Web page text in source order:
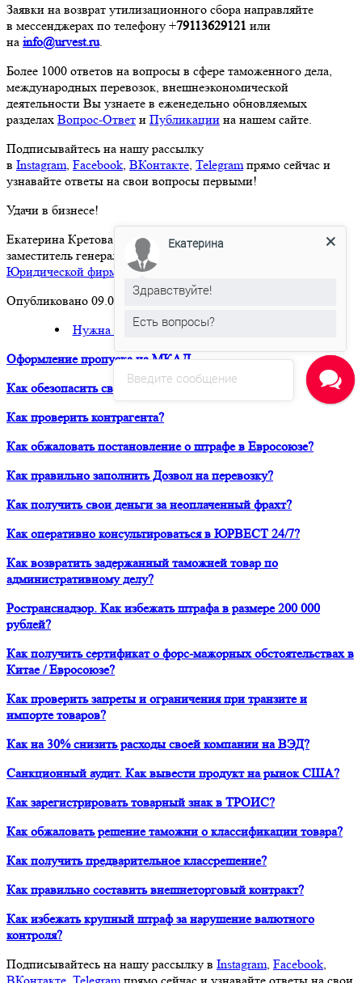
Заявки на возврат утилизационного сбора направляйте
в мессенджерах по телефону +79113629121 или
на info@urvest.ru.
Более 1000 ответов на вопросы в сфере таможенного дела,
международных перевозок, внешнеэкономической
деятельности Вы узнаете в еженедельно обновляемых
разделах Вопрос-Ответ и Публикации на нашем сайте.
Подписывайтесь на нашу рассылку
в Instagram, Facebook, ВКонтакте, Telegramпрямо сейчас и
узнавайте ответы на свои вопросы первыми!
Удачи в бизнесе!
Екатерина Кретова
заместитель генерального директора
Юридической фирмы «ЮРВЕСТ»
Опубликовано 09.06.2026
Нужна помощь? Задайте вопрос эксперту!
Оформление пропуска на МКАД
Как обезопасить свой бизнес при работе с Китаем?
Как проверить контрагента?
Как обжаловать постановление о штрафе в Евросоюзе?
Как правильно заполнить Дозвол на перевозку?
Как получить свои деньги за неоплаченный фрахт?
Как оперативно консультироваться в ЮРВЕСТ 24/7?
Как возвратить задержанный таможней товар по
административному делу?
Ространснадзор. Как избежать штрафа в размере 200 000
рублей?
Как получить сертификат о форс-мажорных обстоятельствах в
Китае / Евросоюзе?
Как проверить запреты и ограничения при транзите и
импорте товаров?
Как на 30% снизить расходы своей компании на ВЭД?
Санкционный аудит. Как вывести продукт на рынок США?
Как зарегистрировать товарный знак в ТРОИС?
Как обжаловать решение таможни о классификации товара?
Как получить предварительное классрешение?
Как правильно составить внешнеторговый контракт?
Как избежать крупный штраф за нарушение валютного
контроля?
Подписывайтесь на нашу рассылку в Instagram, Facebook,
Введите сообщение
Екатерина
Здравствуйте!
Есть вопросы?